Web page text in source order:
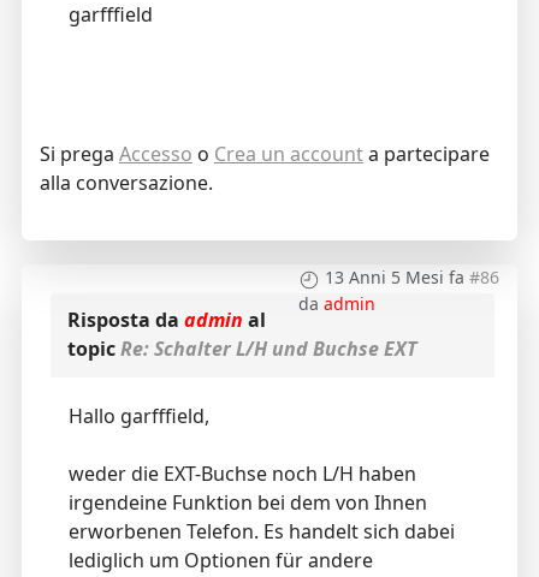
garfffield
Si prega Accesso o Crea un accounta partecipare
alla conversazione.
13 Anni 5 Mesi fa #86
daadmin
Risposta da admin al
topicRe: Schalter L/H und Buchse EXT
Hallo garfffield,
weder die EXT-Buchse noch L/H haben
irgendeine Funktion bei dem von Ihnen
erworbenen Telefon. Es handelt sich dabei
lediglich um Optionen für andere